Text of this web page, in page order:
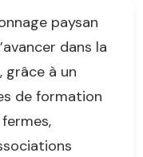
paysan
dans la
à un
de formation